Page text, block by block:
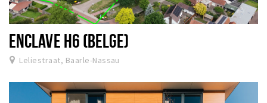
ENCLAVE H6 (BELGE)
Leliestraat, Baarle-Nassau